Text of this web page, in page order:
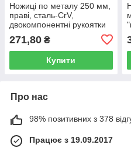
Ножиці по металу 250 мм,
праві, сталь-CrV,
двокомпонентні рукоятки
271,80 ₴
Купити
Про нас
98% позитивних з 378
Працює з 19.09.2017